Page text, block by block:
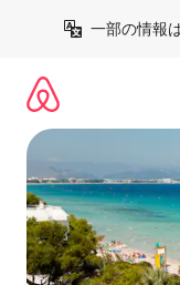
一部の情報